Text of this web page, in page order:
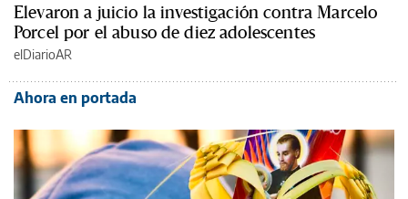
Elevaron a juicio la investigación contra Marcelo
Porcel por el abuso de diez adolescentes
elDiarioAR
Ahora en portada